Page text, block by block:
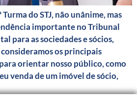
do STJ, não unânime, mas
importante no Tribunal
para as sociedades e sócios,
os principais
orientar nosso público, como
venda de um imóvel de sócio,